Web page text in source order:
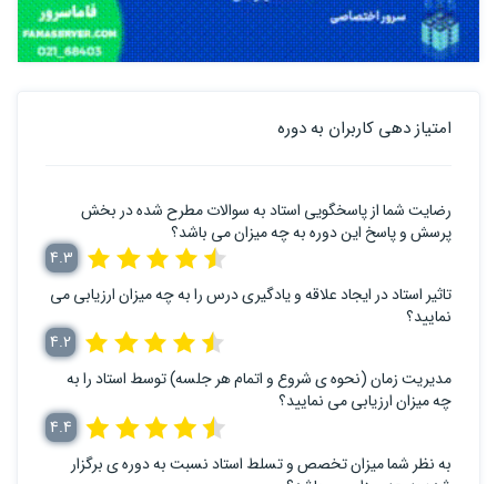
امتیاز دهی کاربران به دوره
رضایت شما از پاسخگویی استاد به سوالات مطرح شده در بخش
پرسش و پاسخ این دوره به چه میزان می باشد؟
4.3
تاثیر استاد در ایجاد علاقه و یادگیری درس را به چه میزان ارزیابی می
نمایید؟
4.2
مدیریت زمان (نحوه ی شروع و اتمام هر جلسه) توسط استاد را به
چه میزان ارزیابی می نمایید؟
4.4
به نظر شما میزان تخصص و تسلط استاد نسبت به دوره ی برگزار